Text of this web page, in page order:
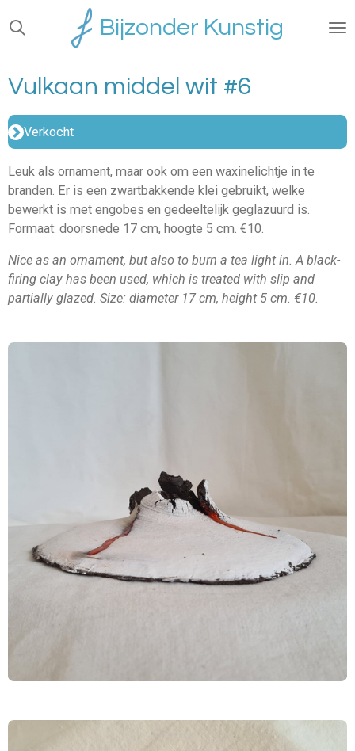
Ga
direct
hoofdinhoud
Bijzonder Kunstig
Vulkaan middel wit #6
Verkocht
Leuk als ornament, maar ook om een waxinelichtje in te
branden. Er is een zwartbakkende klei gebruikt, welke
bewerkt is met engobes en gedeeltelijk geglazuurd is.
Formaat: doorsnede 17 cm, hoogte 5 cm. €10.
Nice as an ornament, but also to burn a tea light in. A black-
firing clay has been used, which is treated with slip and
partially glazed. Size: diameter 17 cm, height 5 cm. €10.